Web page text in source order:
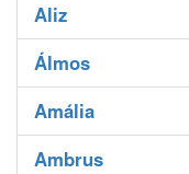
Aliz
Álmos
Amália
Ambrus